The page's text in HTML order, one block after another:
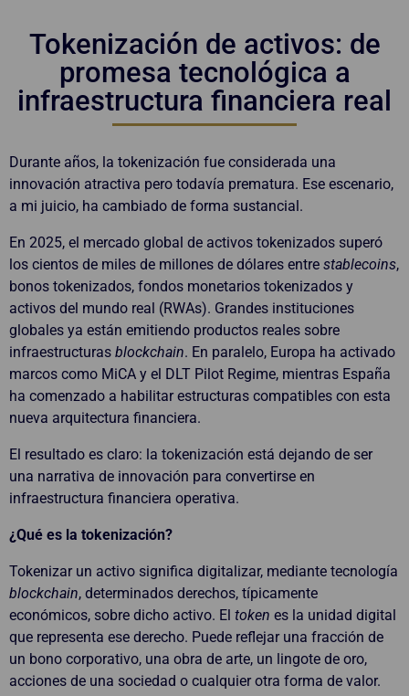
Tokenización de activos: de
promesa tecnológica a
infraestructura financiera real
Durante años, la tokenización fue considerada una
innovación atractiva pero todavía prematura. Ese escenario,
a mi juicio, ha cambiado de forma sustancial.
En 2025, el mercado global de activos tokenizados superó
los cientos de miles de millones de dólares entre stablecoins,
bonos tokenizados, fondos monetarios tokenizados y
activos del mundo real (RWAs). Grandes instituciones
globales ya están emitiendo productos reales sobre
infraestructuras blockchain. En paralelo, Europa ha activado
marcos como MiCA y el DLT Pilot Regime, mientras España
ha comenzado a habilitar estructuras compatibles con esta
nueva arquitectura financiera.
El resultado es claro: la tokenización está dejando de ser
una narrativa de innovación para convertirse en
infraestructura financiera operativa.
¿Qué es la tokenización?
Tokenizar un activo significa digitalizar, mediante tecnología
blockchain, determinados derechos, típicamente
económicos, sobre dicho activo. El token es la unidad digital
que representa ese derecho. Puede reflejar una fracción de
un bono corporativo, una obra de arte, un lingote de oro,
acciones de una sociedad o cualquier otra forma de valor.